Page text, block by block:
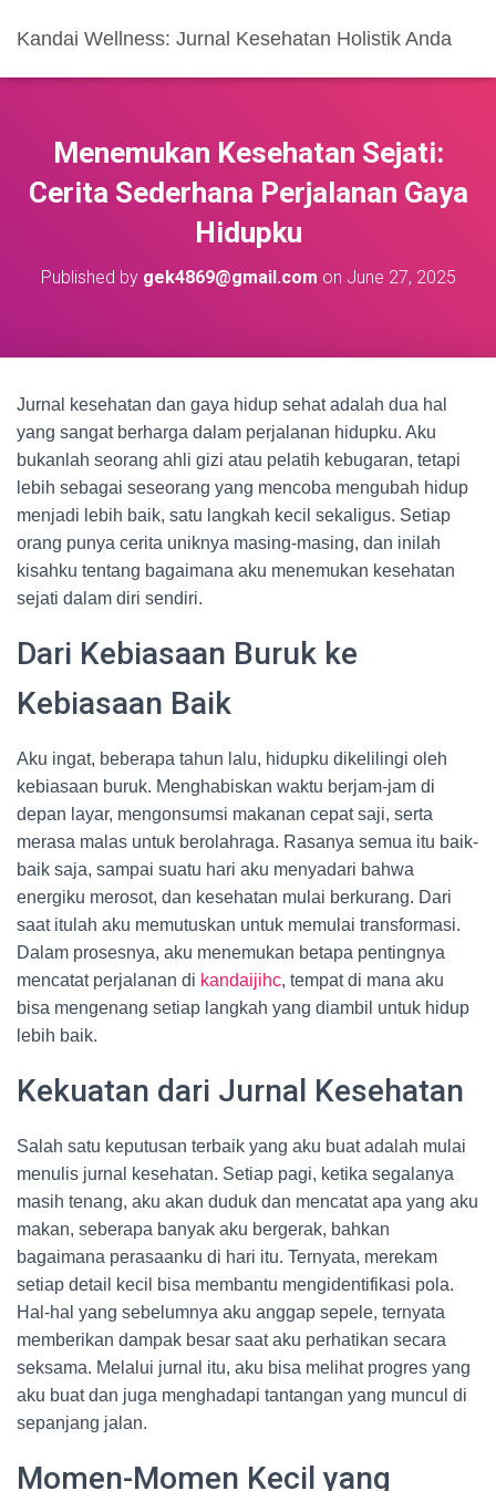
Kandai Wellness: Jurnal Kesehatan Holistik Anda
Menemukan Kesehatan Sejati:
Cerita Sederhana Perjalanan Gaya
Hidupku
Published by gek4869@gmail.com on June 27, 2025
Jurnal kesehatan dan gaya hidup sehat adalah dua hal
yang sangat berharga dalam perjalanan hidupku. Aku
bukanlah seorang ahli gizi atau pelatih kebugaran, tetapi
lebih sebagai seseorang yang mencoba mengubah hidup
menjadi lebih baik, satu langkah kecil sekaligus. Setiap
orang punya cerita uniknya masing-masing, dan inilah
kisahku tentang bagaimana aku menemukan kesehatan
sejati dalam diri sendiri.
Dari Kebiasaan Buruk ke
Kebiasaan Baik
Aku ingat, beberapa tahun lalu, hidupku dikelilingi oleh
kebiasaan buruk. Menghabiskan waktu berjam-jam di
depan layar, mengonsumsi makanan cepat saji, serta
merasa malas untuk berolahraga. Rasanya semua itu baik-
baik saja, sampai suatu hari aku menyadari bahwa
energiku merosot, dan kesehatan mulai berkurang. Dari
saat itulah aku memutuskan untuk memulai transformasi.
Dalam prosesnya, aku menemukan betapa pentingnya
mencatat perjalanan di kandaijihc, tempat di mana aku
bisa mengenang setiap langkah yang diambil untuk hidup
lebih baik.
Kekuatan dari Jurnal Kesehatan
Salah satu keputusan terbaik yang aku buat adalah mulai
menulis jurnal kesehatan. Setiap pagi, ketika segalanya
masih tenang, aku akan duduk dan mencatat apa yang aku
makan, seberapa banyak aku bergerak, bahkan
bagaimana perasaanku di hari itu. Ternyata, merekam
setiap detail kecil bisa membantu mengidentifikasi pola.
Hal-hal yang sebelumnya aku anggap sepele, ternyata
memberikan dampak besar saat aku perhatikan secara
seksama. Melalui jurnal itu, aku bisa melihat progres yang
aku buat dan juga menghadapi tantangan yang muncul di
sepanjang jalan.
Momen-Momen Kecil yang